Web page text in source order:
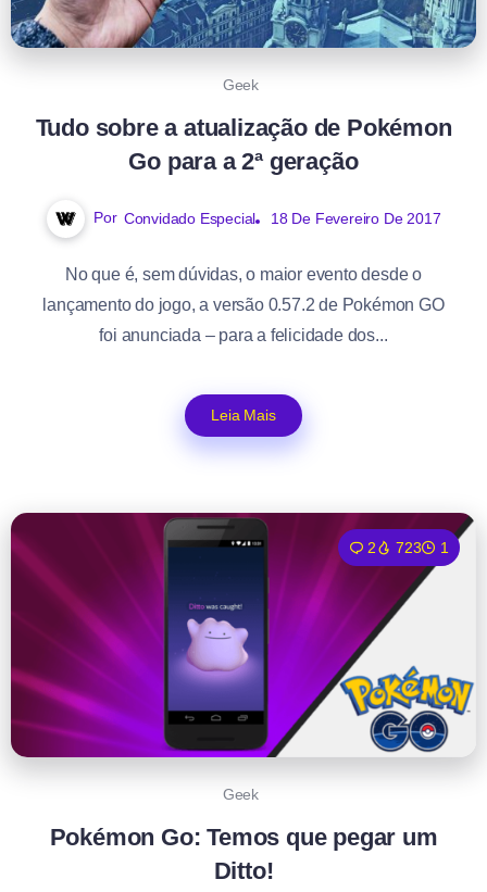
Geek
Tudo sobre a atualização de Pokémon
Go para a 2ª geração
Por Convidado Especial 18 De Fevereiro De 2017
No que é, sem dúvidas, o maior evento desde o
lançamento do jogo, a versão 0.57.2 de Pokémon GO
foi anunciada – para a felicidade dos...
Leia Mais
2 723 1
Geek
Pokémon Go: Temos que pegar um
Ditto!